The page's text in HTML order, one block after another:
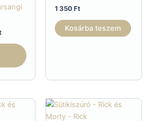
termékoldalon
Ártartomány:
650 Ft
a
több
1 350Ft
Kosárba teszem